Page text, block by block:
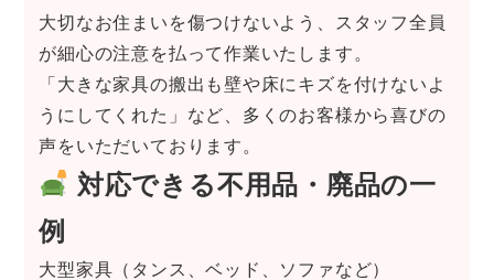
大切なお住まいを傷つけないよう、スタッフ全員
が細心の注意を払って作業いたします。
「大きな家具の搬出も壁や床にキズを付けないよ
うにしてくれた」など、多くのお客様から喜びの
声をいただいております。
対応できる不用品・廃品の一
例
大型家具（タンス、ベッド、ソファなど）